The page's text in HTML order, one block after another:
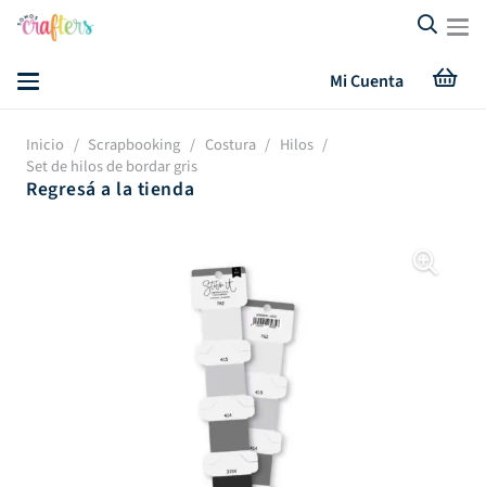
Mi Cuenta
Inicio / Scrapbooking / Costura / Hilos /
Set de hilos de bordar gris
Regresá a la tienda